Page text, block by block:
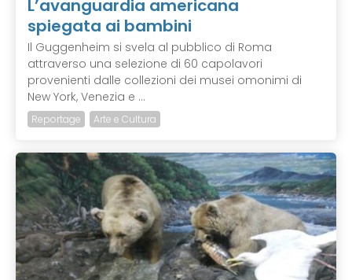
L’avanguardia americana
spiegata ai bambini
Il Guggenheim si svela al pubblico di Roma
attraverso una selezione di 60 capolavori
provenienti dalle collezioni dei musei omonimi di
New York, Venezia e ...
Reportage Arte e Cultura